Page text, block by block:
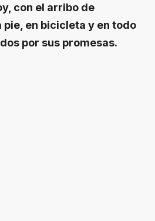
con el arribo de
pie, en bicicleta y en todo
por sus promesas.